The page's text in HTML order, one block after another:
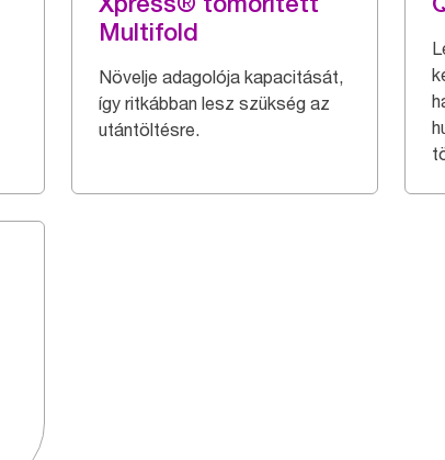
Multifold
Növelje adagolója kapacitását,
így ritkábban lesz szükség az
utántöltésre.